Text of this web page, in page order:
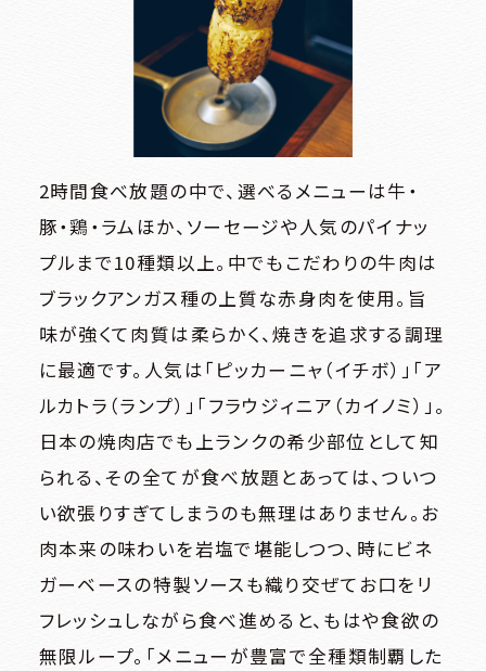
ガーデンアべニュー
（地下通路）
ショッピングフロアPLAZA11:00～20:00 ENT11:00～20:00
レストランフロアPLAZA11:00～22:30 ENT11:00～23:00
ビューティー＆スクールフロアENT11:00～21:00
※一部店舗により営業時間が異なります。
お問い合わせ｜TEL：06-6343-7500
（受付時間 10:00～20:00）
休館日｜不定休
2時間食べ放題の中で、選べるメニューは牛・
豚・鶏・ラムほか、ソーセージや人気のパイナッ
プルまで10種類以上。中でもこだわりの牛肉は
ブラックアンガス種の上質な赤身肉を使用。旨
味が強くて肉質は柔らかく、焼きを追求する調理
に最適です。人気は「ピッカーニャ（イチボ）」「ア
ルカトラ（ランプ）」「フラウジィニア（カイノミ）」。
日本の焼肉店でも上ランクの希少部位として知
られる、その全てが食べ放題とあっては、ついつ
い欲張りすぎてしまうのも無理はありません。お
肉本来の味わいを岩塩で堪能しつつ、時にビネ
ガーベースの特製ソースも織り交ぜてお口をリ
フレッシュしながら食べ進めると、もはや食欲の
無限ループ。「メニューが豊富で全種類制覇した